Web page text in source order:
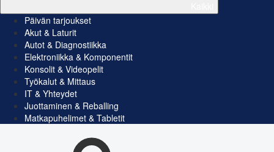
Päivän tarjoukset
Akut & Laturit
Autot & Diagnostiikka
Elektroniikka & Komponentit
Konsolit & Videopelit
Työkalut & Mittaus
IT & Yhteydet
Juottaminen & Reballing
Matkapuhelimet & Tabletit